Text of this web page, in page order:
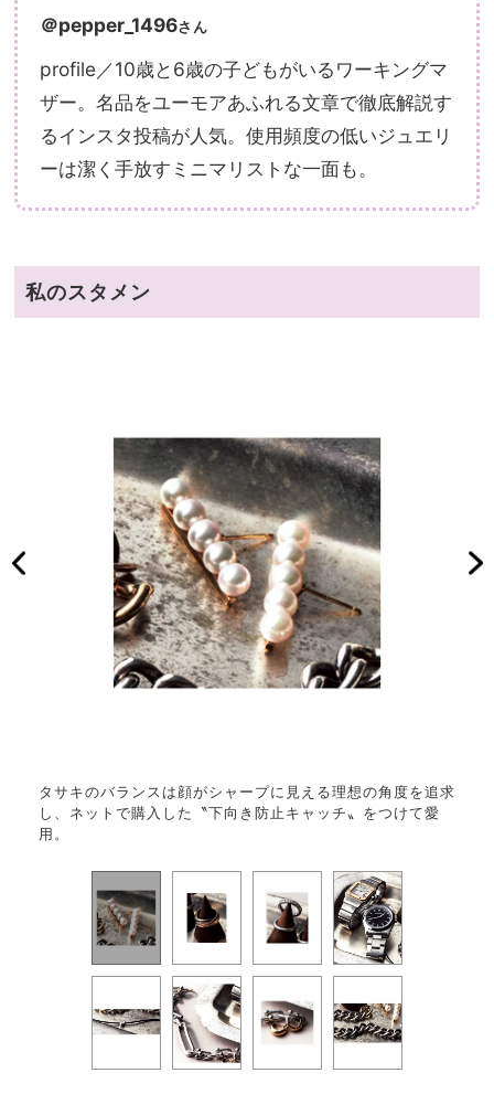
＠pepper_1496さん
profile／10歳と6歳の子どもがいるワーキングマ
ザー。名品をユーモアあふれる文章で徹底解説す
るインスタ投稿が人気。使用頻度の低いジュエリ
ーは潔く手放すミニマリストな一面も。
私のスタメン
タサキのバランスは顔がシャープに見える理想の角度を追求
し、ネットで購入した〝下向き防止キャッチ〟をつけて愛
用。